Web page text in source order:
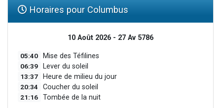
Horaires pour Columbus
10 Août 2026 - 27 Av 5786
05:40 Mise des Téfilines
06:39 Lever du soleil
13:37 Heure de milieu du jour
20:34 Coucher du soleil
21:16 Tombée de la nuit